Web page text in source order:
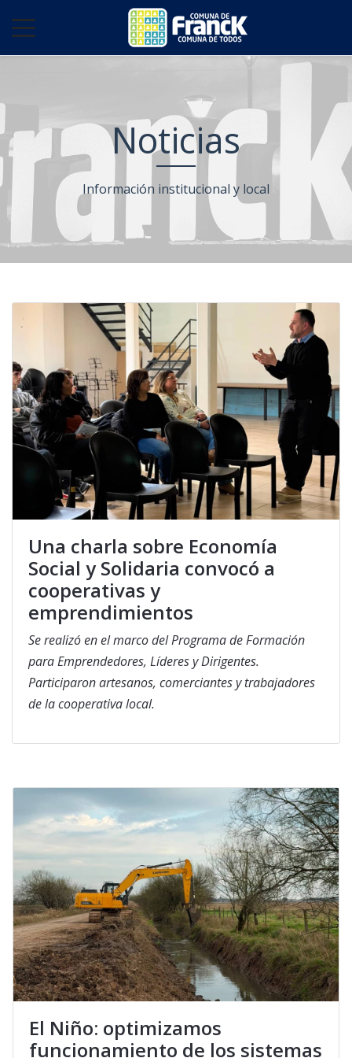
Noticias
Información institucional y local
Una charla sobre Economía
Social y Solidaria convocó a
cooperativas y
emprendimientos
Se realizó en el marco del Programa de Formación
para Emprendedores, Líderes y Dirigentes.
Participaron artesanos, comerciantes y trabajadores
de la cooperativa local.
El Niño: optimizamos
funcionamiento de los sistemas